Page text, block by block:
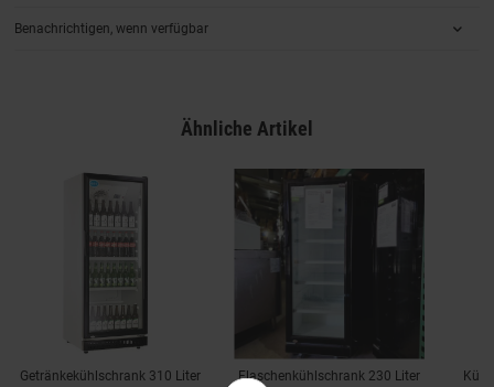
Benachrichtigen, wenn verfügbar
Ähnliche Artikel
Getränkekühlschrank 310 Liter
Flaschenkühlschrank 230 Liter